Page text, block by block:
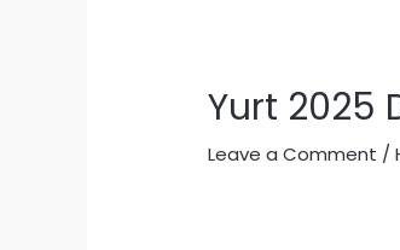
Yurt 2025
Leave a Comment /